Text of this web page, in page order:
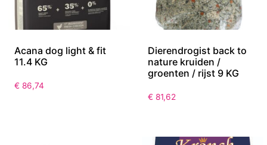
Acana dog light & fit
11.4 KG
€ 86,74
Dierendrogist back to
nature kruiden /
groenten / rijst 9 KG
€ 81,62